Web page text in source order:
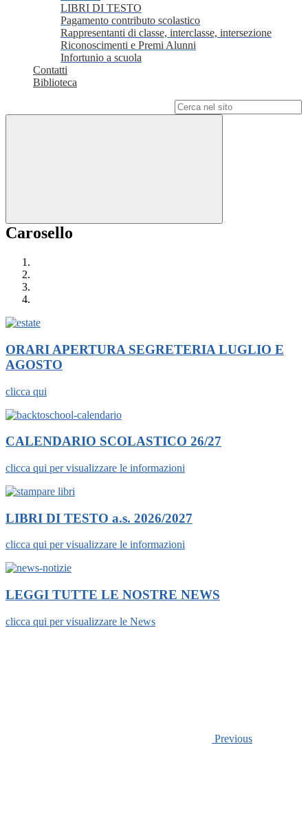
LIBRI DI TESTO
Pagamento contributo scolastico
Rappresentanti di classe, interclasse, intersezione
Riconoscimenti e Premi Alunni
Infortunio a scuola
Contatti
Biblioteca
Carosello
ORARI APERTURA SEGRETERIA LUGLIO E
AGOSTO
clicca qui
CALENDARIO SCOLASTICO 26/27
clicca qui per visualizzare le informazioni
LIBRI DI TESTO a.s. 2026/2027
clicca qui per visualizzare le informazioni
LEGGI TUTTE LE NOSTRE NEWS
clicca qui per visualizzare le News
Previous